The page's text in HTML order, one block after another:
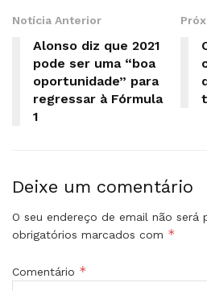
Notícia Anterior
Alonso diz que 2021
pode ser uma “boa
oportunidade” para
regressar à Fórmula
1
Deixe um comentário
O seu endereço de email não será
obrigatórios marcados com *
Comentário *